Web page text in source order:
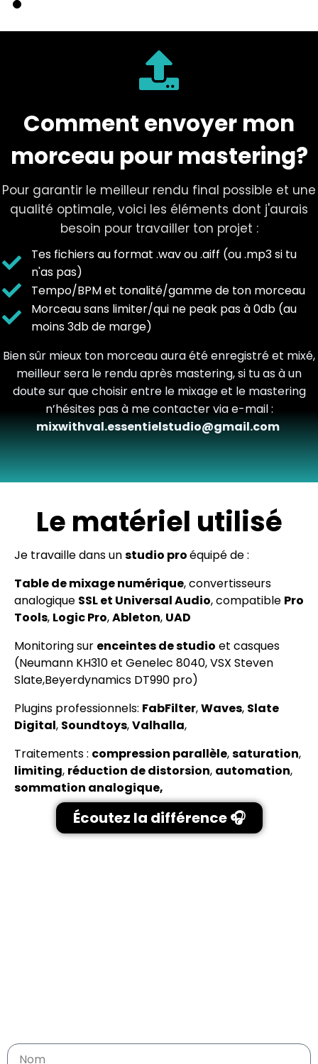
Comment envoyer mon
morceau pour mastering?
Pour garantir le meilleur rendu final possible et une
qualité optimale, voici les éléments dont j'aurais
besoin pour travailler ton projet :
Tes fichiers au format .wav ou .aiff (ou .mp3 si tu
n'as pas)
Tempo/BPM et tonalité/gamme de ton morceau
Morceau sans limiter/qui ne peak pas à 0db (au
moins 3db de marge)
Bien sûr mieux ton morceau aura été enregistré et mixé,
meilleur sera le rendu après mastering, si tu as à un
doute sur que choisir entre le mixage et le mastering
n’hésites pas à me contacter via e-mail :
mixwithval.essentielstudio@gmail.com
Le matériel utilisé
Je travaille dans unstudio proéquipé de :
Table de mixage numérique, convertisseurs
analogique SSL et Universal Audio, compatible Pro
Tools, Logic Pro,Ableton, UAD
Monitoring sur enceintes de studio et casques
(Neumann KH310 et Genelec 8040, VSX Steven
Slate,Beyerdynamics DT990 pro)
Plugins professionnels: FabFilter,Waves, Slate
Digital, Soundtoys,Valhalla,
Traitements : compression parallèle,saturation,
limiting, réduction de distorsion, automation,
sommation analogique,
Écoutez la différence 🎧